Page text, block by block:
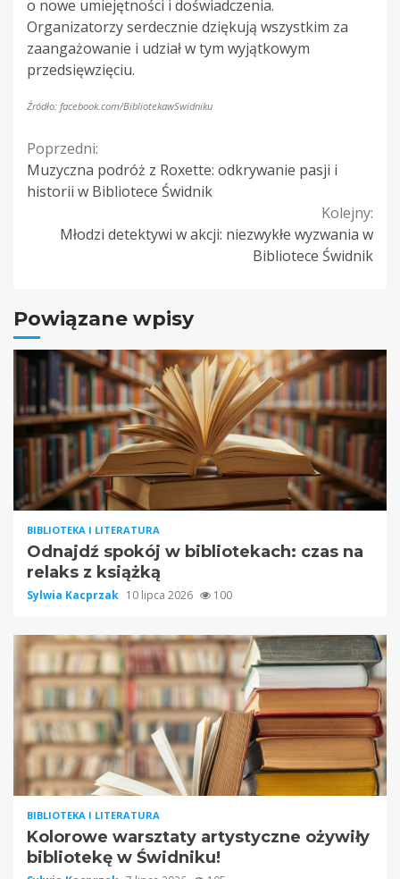
o nowe umiejętności i doświadczenia.
Organizatorzy serdecznie dziękują wszystkim za
zaangażowanie i udział w tym wyjątkowym
przedsięwzięciu.
Źródło: facebook.com/BibliotekawSwidniku
Continue
Reading
Poprzedni:
Muzyczna podróż z Roxette: odkrywanie pasji i
historii w Bibliotece Świdnik
Kolejny:
Młodzi detektywi w akcji: niezwykłe wyzwania w
Bibliotece Świdnik
Powiązane wpisy
BIBLIOTEKA I LITERATURA
Odnajdź spokój w bibliotekach: czas na
relaks z książką
Sylwia Kacprzak 10 lipca 2026 100
BIBLIOTEKA I LITERATURA
Kolorowe warsztaty artystyczne ożywiły
bibliotekę w Świdniku!